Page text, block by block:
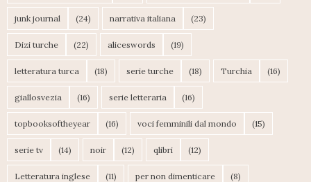
junk journal (24) narrativa italiana (23)
Dizi turche (22) aliceswords (19)
letteratura turca (18) serie turche (18) Turchia (16)
giallosvezia (16) serie letteraria (16)
topbooksoftheyear (16) voci femminili dal mondo (15)
serie tv (14) noir (12) qlibri (12)
Letteratura inglese (11) per non dimenticare (8)